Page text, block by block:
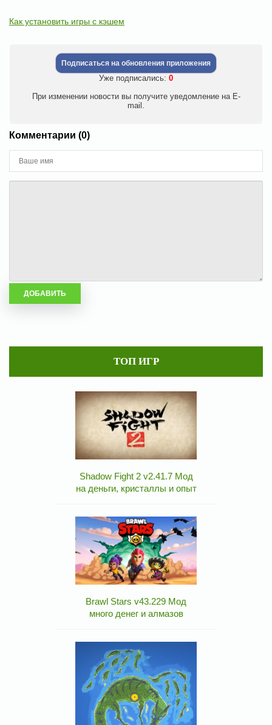
Как установить игры с кэшем
Подписаться на обновления приложения
Уже подписались: 0
При изменении новости вы получите уведомление на E-
mail.
Комментарии (0)
ТОП ИГР
Shadow Fight 2 v2.41.7 Мод
на деньги, кристаллы и опыт
Brawl Stars v43.229 Мод
много денег и алмазов